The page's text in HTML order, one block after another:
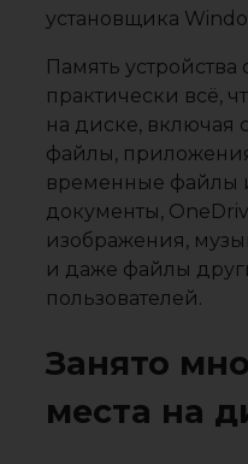
Память устройства
практически всё,
на диске, включая
файлы,
временные файлы
документы,
изображения,
и даже файлы
пользователей.
Занято
места на